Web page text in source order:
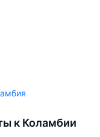
к Коламбии